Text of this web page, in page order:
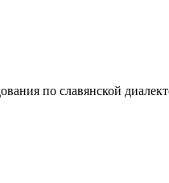
по славянской